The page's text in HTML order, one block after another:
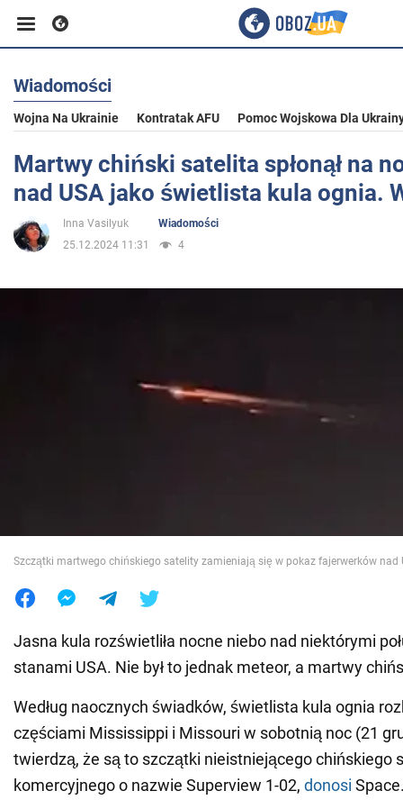
Biznes
Sport
Jedzenie
Wiadomości
Wojna Na Ukrainie Kontratak AFU Pomoc Wojskowa Dla
Martwy chiński satelita spłonął na
nad USA jako świetlista kula ognia.
Inna Vasilyuk
Wiadomości
25.12.2024 11:31
4
Szczątki martwego chińskiego satelity zamieniają się w pokaz fajerwerków nad
Jasna kula rozświetliła nocne niebo nad niektórymi
stanami USA. Nie był to jednak meteor, a martwy
Według naocznych świadków, świetlista kula ognia
częściami Mississippi i Missouri w sobotnią noc (21
twierdzą, że są to szczątki nieistniejącego chińskiego
komercyjnego o nazwie Superview 1-02, donosi